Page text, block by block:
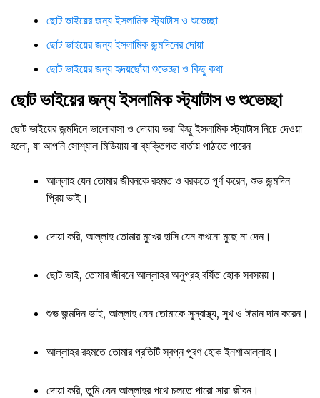
ছোট ভাইয়ের জন্য ইসলামিক স্ট্যাটাস ও শুভেচ্ছা
ছোট ভাইয়ের জন্য ইসলামিক জন্মদিনের দোয়া
ছোট ভাইয়ের জন্য হৃদয়ছোঁয়া শুভেচ্ছা ও কিছু কথা
ছোট ভাইয়ের জন্য ইসলামিক স্ট্যাটাস ও শুভেচ্ছা
ছোট ভাইয়ের জন্মদিনে ভালোবাসা ও দোয়ায় ভরা কিছু ইসলামিক স্ট্যাটাস নিচে দেওয়া
হলো, যা আপনি সোশ্যাল মিডিয়ায় বা ব্যক্তিগত বার্তায় পাঠাতে পারেন—
আল্লাহ যেন তোমার জীবনকে রহমত ও বরকতে পূর্ণ করেন, শুভ জন্মদিন
প্রিয় ভাই।
দোয়া করি, আল্লাহ তোমার মুখের হাসি যেন কখনো মুছে না দেন।
ছোট ভাই, তোমার জীবনে আল্লাহর অনুগ্রহ বর্ষিত হোক সবসময়।
শুভ জন্মদিন ভাই, আল্লাহ যেন তোমাকে সুস্বাস্থ্য, সুখ ও ঈমান দান করেন।
আল্লাহর রহমতে তোমার প্রতিটি স্বপ্ন পূরণ হোক ইনশাআল্লাহ।
দোয়া করি, তুমি যেন আল্লাহর পথে চলতে পারো সারা জীবন।